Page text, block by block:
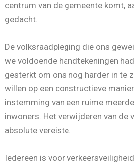
centrum van de gemeente komt,
gedacht.
De volksraadpleging die ons
we voldoende handtekeningen
gesterkt om ons nog harder in te
willen op een constructieve
instemming van een ruime
inwoners. Het verwijderen van de
absolute vereiste.
Iedereen is voor